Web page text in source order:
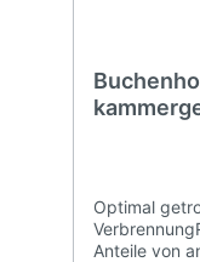
Optimal
Anteile von